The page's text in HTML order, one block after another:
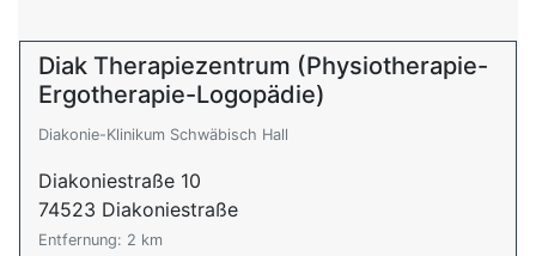
Diak Therapiezentrum (Physiotherapie-
Ergotherapie-Logopädie)
Diakonie-Klinikum Schwäbisch Hall
Diakoniestraße 10
74523 Diakoniestraße
Entfernung: 2 km